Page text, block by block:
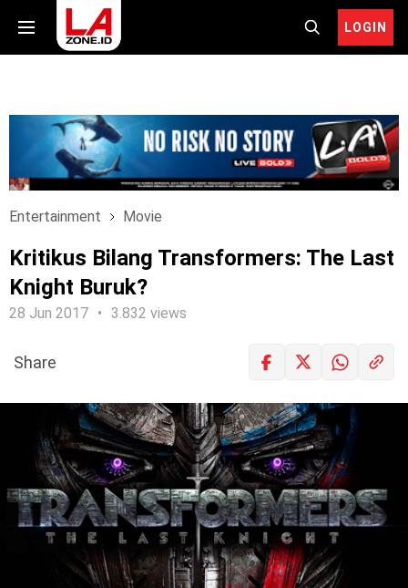
LOGIN
Entertainment Movie
Kritikus Bilang Transformers: The Last
Knight Buruk?
28 Jun 2017 3.832 views
LOGIN
Share